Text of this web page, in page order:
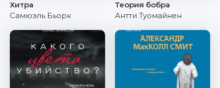
Хитра
Самюэль Бьорк
Теория бобра
Антти Туомайнен